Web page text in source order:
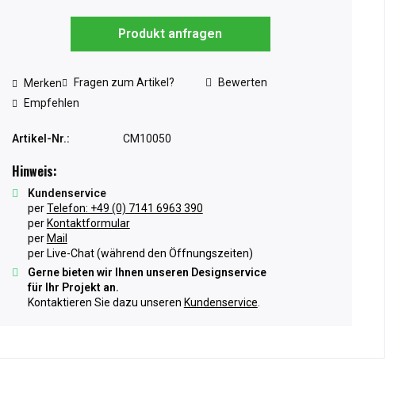
Produkt anfragen
Merken Fragen zum Artikel?
Bewerten
Empfehlen
Artikel-Nr.: CM10050
Hinweis:
Kundenservice
perTelefon: +49 (0) 7141 6963 390
per Kontaktformular
per Mail
per Live-Chat (während den Öffnungszeiten)
Gerne bieten wir Ihnen unseren Designservice
für Ihr Projekt an.
Kontaktieren Sie dazu unseren Kundenservice